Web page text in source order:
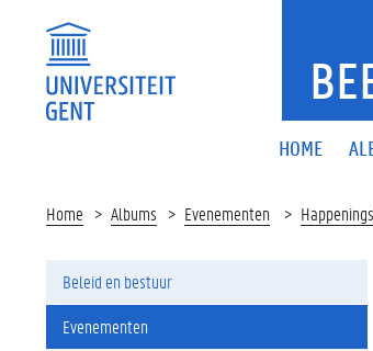
HOME
Home Albums Evenementen
Beleid en bestuur
Evenementen